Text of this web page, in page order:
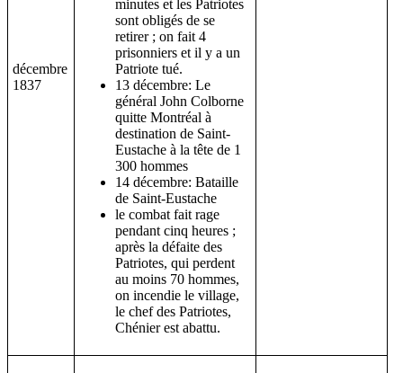
décembre
1837
minutes et les Patriotes
sont obligés de se
retirer ; on fait 4
prisonniers et il y a un
Patriote tué.
13 décembre: Le
général John Colborne
quitte Montréal à
destination de Saint-
Eustache à la tête de 1
300 hommes
14 décembre: Bataille
de Saint-Eustache
le combat fait rage
pendant cinq heures ;
après la défaite des
Patriotes, qui perdent
au moins 70 hommes,
on incendie le village,
le chef des Patriotes,
Chénier est abattu.